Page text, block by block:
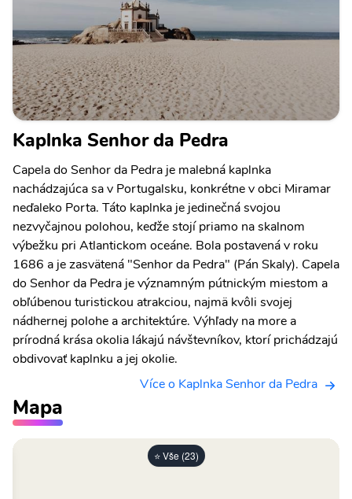
Kaplnka Senhor da Pedra
Capela do Senhor da Pedra je malebná kaplnka
nachádzajúca sa v Portugalsku, konkrétne v obci Miramar
neďaleko Porta. Táto kaplnka je jedinečná svojou
nezvyčajnou polohou, keďže stojí priamo na skalnom
výbežku pri Atlantickom oceáne. Bola postavená v roku
1686 a je zasvätená "Senhor da Pedra" (Pán Skaly). Capela
do Senhor da Pedra je významným pútnickým miestom a
obľúbenou turistickou atrakciou, najmä kvôli svojej
nádhernej polohe a architektúre. Výhľady na more a
prírodná krása okolia lákajú návštevníkov, ktorí prichádzajú
obdivovať kaplnku a jej okolie.
Více o Kaplnka Senhor da Pedra
Mapa
⭐ Vše (23)